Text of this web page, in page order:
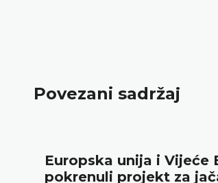
Povezani sadržaj
Europska unija i Vijeće
pokrenuli projekt za